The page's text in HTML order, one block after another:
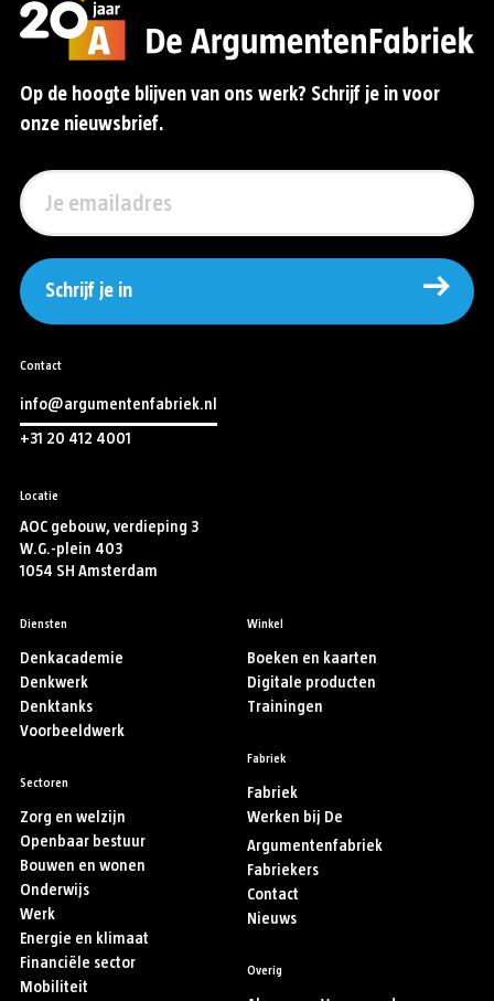
Op de hoogte blijven van ons werk? Schrijf je in voor
onze nieuwsbrief.
Schrijf je in
Contact
info@argumentenfabriek.nl
+31 20 412 4001
Locatie
AOC gebouw, verdieping 3
W.G.-plein 403
1054 SH Amsterdam
Diensten
Denkacademie
Denkwerk
Denktanks
Voorbeeldwerk
Sectoren
Zorg en welzijn
Openbaar bestuur
Bouwen en wonen
Onderwijs
Werk
Energie en klimaat
Financiële sector
Mobiliteit
Winkel
Boeken en kaarten
Digitale producten
Trainingen
Fabriek
Fabriek
Werken bij De
Argumentenfabriek
Fabriekers
Contact
Nieuws
Overig